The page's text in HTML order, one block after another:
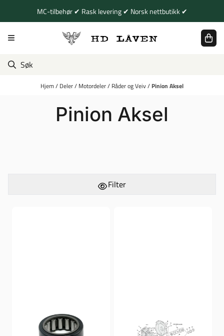
Hopp til innholdMC-tilbehør ✔ Rask levering ✔ Norsk nettbutikk ✔
Hjem/ Deler/ Motordeler/ Råder og Veiv/ Pinion Aksel
Pinion Aksel
Filter